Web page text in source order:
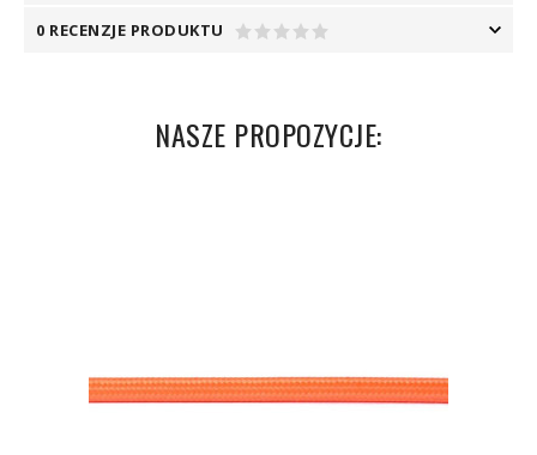
0 RECENZJE PRODUKTU
NASZE PROPOZYCJE: